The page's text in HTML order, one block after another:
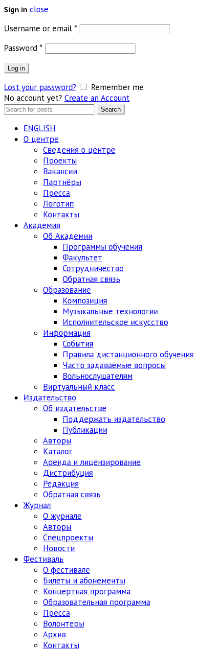
Sign in close
Username or email *Обязательно
Password *Обязательно
Log in
Lost your password?
Remember me
No account yet? Create an Account
Search
Search
ENGLISH
О центре
Сведения о центре
Проекты
Вакансии
Партнёры
Пресса
Логотип
Контакты
Академия
Об Академии
Программы обучения
Факультет
Сотрудничество
Обратная связь
Образование
Композиция
Музыкальные технологии
Исполнительское искусство
Информация
События
Правила дистанционного обучения
Часто задаваемые вопросы
Вольнослушателям
Виртуальный класс
Издательство
Об издательстве
Поддержать издательство
Публикации
Авторы
Каталог
Аренда и лицензирование
Дистрибуция
Редакция
Обратная связь
Журнал
О журнале
Авторы
Спецпроекты
Новости
Фестиваль
О фестивале
Билеты и абонементы
Концертная программа
Образовательная программа
Пресса
Волонтеры
Архив
Контакты